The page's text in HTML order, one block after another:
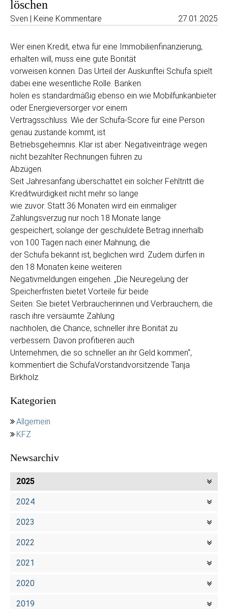
löschen
Sven | Keine Kommentare 27.01.2025
Wer einen Kredit, etwa für eine Immobilienfinanzierung,
erhalten will, muss eine gute Bonität
vorweisen können. Das Urteil der Auskunftei Schufa spielt
dabei eine wesentliche Rolle. Banken
holen es standardmäßig ebenso ein wie Mobilfunkanbieter
oder Energieversorger vor einem
Vertragsschluss. Wie der Schufa-Score für eine Person
genau zustande kommt, ist
Betriebsgeheimnis. Klar ist aber: Negativeinträge wegen
nicht bezahlter Rechnungen führen zu
Abzügen.
Seit Jahresanfang überschattet ein solcher Fehltritt die
Kreditwürdigkeit nicht mehr so lange
wie zuvor. Statt 36 Monaten wird ein einmaliger
Zahlungsverzug nur noch 18 Monate lange
gespeichert, solange der geschuldete Betrag innerhalb
von 100 Tagen nach einer Mahnung, die
der Schufa bekannt ist, beglichen wird. Zudem dürfen in
den 18 Monaten keine weiteren
Negativmeldungen eingehen. „Die Neuregelung der
Speicherfristen bietet Vorteile für beide
Seiten: Sie bietet Verbraucherinnen und Verbrauchern, die
rasch ihre versäumte Zahlung
nachholen, die Chance, schneller ihre Bonität zu
verbessern. Davon profitieren auch
Unternehmen, die so schneller an ihr Geld kommen“,
kommentiert die SchufaVorstandvorsitzende Tanja
Birkholz.
Kategorien
Allgemein
KFZ
Newsarchiv
2025
2024
2023
2022
2021
2020
2019